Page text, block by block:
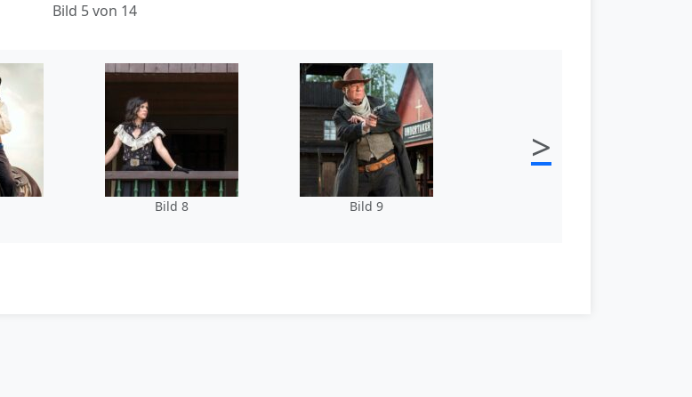
Bild 5 von 14
Bild 8 Bild 9
>